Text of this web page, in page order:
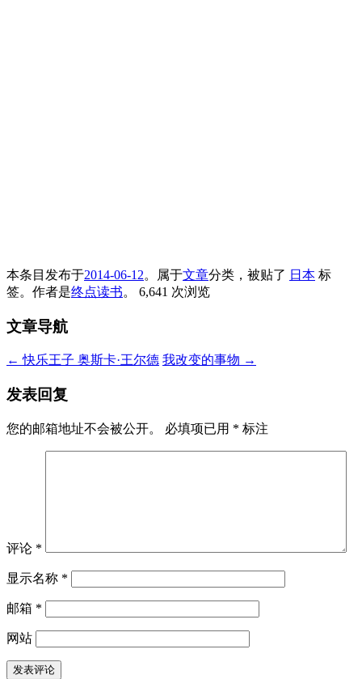
本条目发布于2014-06-12。属于文章分类，被贴了 日本 标
签。 作者是终点读书。 6,641 次浏览
文章导航
← 快乐王子 奥斯卡·王尔德 我改变的事物 →
发表回复
您的邮箱地址不会被公开。 必填项已用 * 标注
评论 *
显示名称 *
邮箱 *
网站